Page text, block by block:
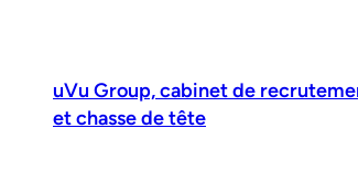
uVu Group, cabinet de
et chasse de tête